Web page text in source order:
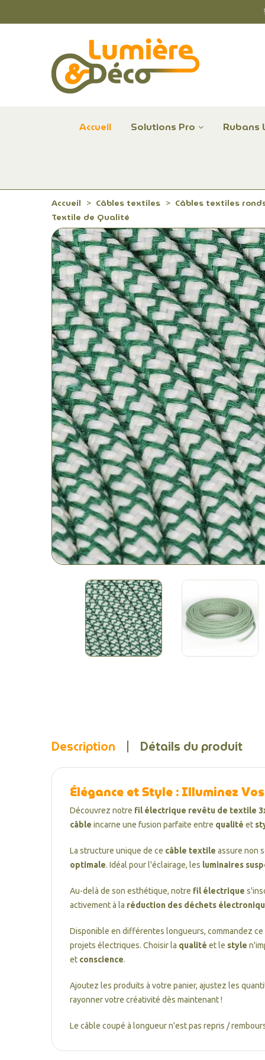
Accueil Solutions Pro Rubans
Accueil Câbles textiles
Câbles textiles
Textile de Qualité
Description Détails du produit
Élégance et Style : Illuminez
Découvrez notre fil électrique revêtu de textile
câble incarne une fusion parfaite entre qualité et
La structure unique de ce câble textile assure non
optimale. Idéal pour l'éclairage, les luminaires
Au-delà de son esthétique, notre fil électrique
activement à la réduction des déchets
Disponible en différentes longueurs, commandez ce
projets électriques. Choisir la qualité et le style
et conscience.
Ajoutez les produits à votre panier, ajustez les
rayonner votre créativité dès maintenant !
Le câble coupé à longueur n'est pas repris /